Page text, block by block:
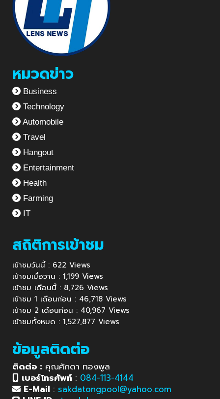
หมวดข่าว
Business
Technology
Automobile
Travel
Hangout
Entertainment
Health
Farming
IT
สถิติการเข้าชม
เข้าชมวันนี้ : 622 Views
เข้าชมเมื่อวาน : 1,199 Views
เข้าชม เดือนนี้ : 8,726 Views
เข้าชม 1 เดือนก่อน : 46,718 Views
เข้าชม 2 เดือนก่อน : 40,967 Views
เข้าชมทั้งหมด : 1,527,877 Views
ข้อมูลติดต่อ
ติดต่อ : คุณศักดา ทองพูล
เบอร์โทรศัพท์ : 084-113-4144
E-Mail : sakdatongpool@yahoo.com